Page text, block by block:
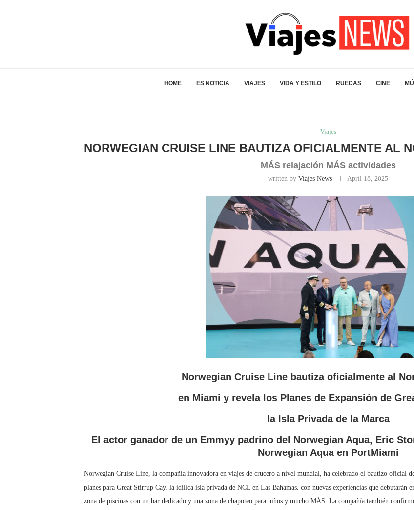
HOME ES NOTICIA VIAJES VIDA Y ESTILO RUEDAS CINE
Viajes
NORWEGIAN CRUISE LINE BAUTIZA OFICIALMENTE AL
MÁS relajación MÁS actividades
written by Viajes News April 18, 2025
Norwegian Cruise Line bautiza oficialmente al
en Miami y revela los Planes de Expansión de
la Isla Privada de la Marca
El actor ganador de un Emmyy padrino del Norwegian Aqua, Eric
Norwegian Aqua en PortMiami
Norwegian Cruise Line, la compañía innovadora en viajes de crucero a nivel mundial, ha celebrado el bautizo oficial
planes para Great Stirrup Cay, la idílica isla privada de NCL en Las Bahamas, con nuevas experiencias que debutarán
zona de piscinas con un bar dedicado y una zona de chapoteo para niños y mucho MÁS. La compañía también